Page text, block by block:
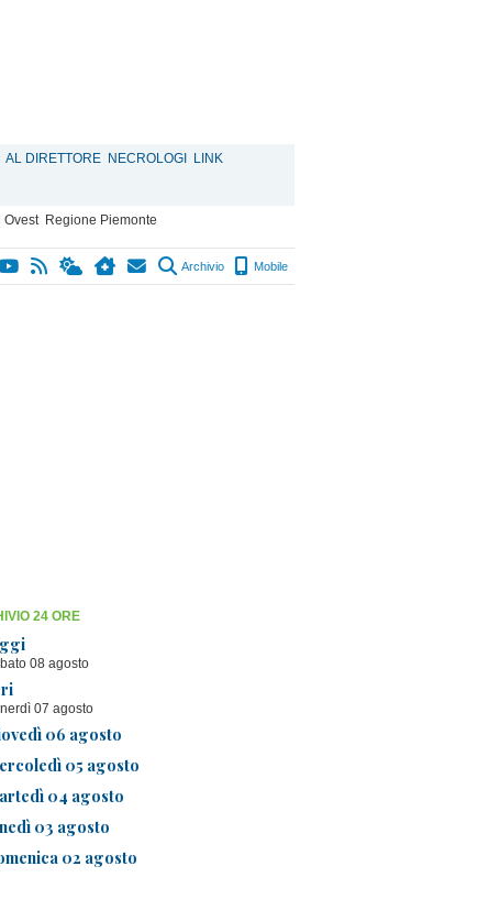
AL DIRETTORE NECROLOGI
LINK
Ovest Regione Piemonte
Archivio Mobile
24 ORE
08 agosto
07 agosto
06 agosto
05 agosto
04 agosto
03 agosto
02 agosto